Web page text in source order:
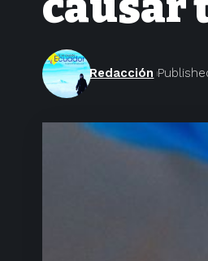
Redacción